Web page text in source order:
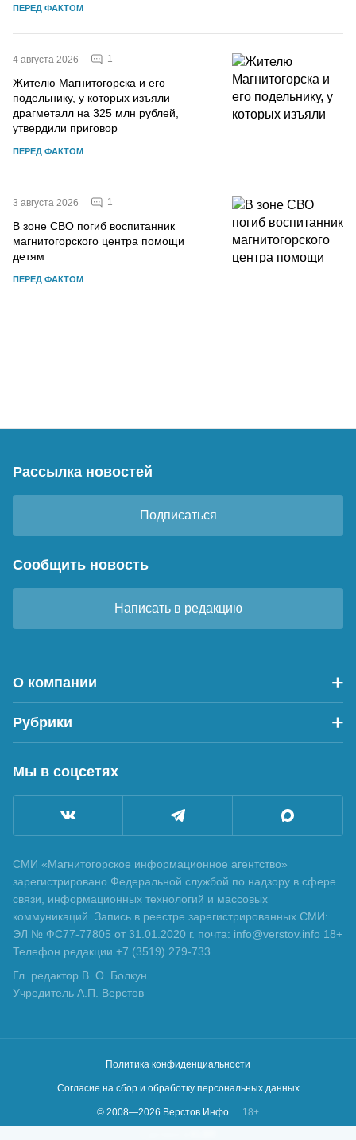
ПЕРЕД ФАКТОМ
4 августа 2026 1
Жителю Магнитогорска и его
подельнику, у которых изъяли
драгметалл на 325 млн рублей,
утвердили приговор
ПЕРЕД ФАКТОМ
3 августа 2026 1
В зоне СВО погиб воспитанник
магнитогорского центра помощи
детям
ПЕРЕД ФАКТОМ
Рассылка новостей
Подписаться
Сообщить новость
Написать в редакцию
О компании
Рубрики
Мы в соцсетях
СМИ «Магнитогорское информационное агентство»
зарегистрировано Федеральной службой по надзору в сфере
связи, информационных технологий и массовых
коммуникаций. Запись в реестре зарегистрированных СМИ:
ЭЛ № ФС77-77805 от 31.01.2020 г. почта: info@verstov.info 18+
Телефон редакции +7 (3519) 279-733
Гл. редактор В. О. Болкун
Учредитель А.П. Верстов
Политика конфиденциальности
Согласие на сбор и обработку персональных данных
© 2008—2026 Верстов.Инфо
18+